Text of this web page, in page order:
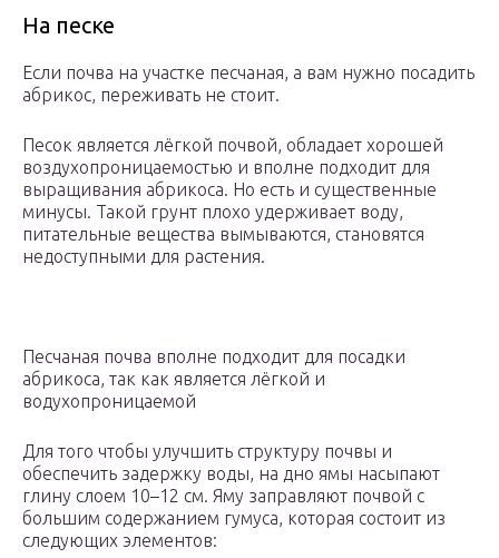
На песке
Если почва на участке песчаная, а вам нужно посадить
абрикос, переживать не стоит.
Песок является лёгкой почвой, обладает хорошей
воздухопроницаемостью и вполне подходит для
выращивания абрикоса. Но есть и существенные
минусы. Такой грунт плохо удерживает воду,
питательные вещества вымываются, становятся
недоступными для растения.
Песчаная почва вполне подходит для посадки
абрикоса, так как является лёгкой и
водухопроницаемой
Для того чтобы улучшить структуру почвы и
обеспечить задержку воды, на дно ямы насыпают
глину слоем 10–12 см. Яму заправляют почвой с
большим содержанием гумуса, которая состоит из
следующих элементов: